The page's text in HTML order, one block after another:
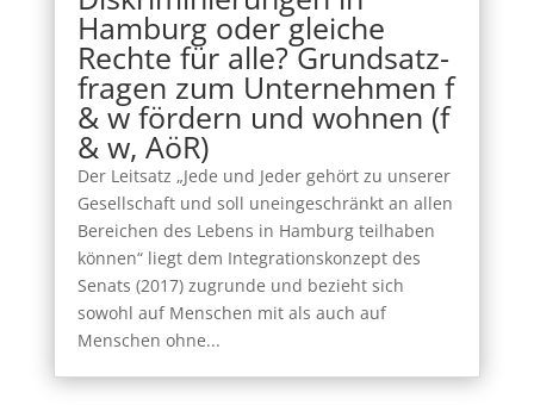
Hamburg oder gleiche
Rechte für alle? Grundsatz-
fragen zum Unternehmen f
& w fördern und wohnen (f
& w, AöR)
Der Leitsatz „Jede und Jeder gehört zu unserer
Gesellschaft und soll uneingeschränkt an allen
Bereichen des Lebens in Hamburg teilhaben
können“ liegt dem Integrationskonzept des
Senats (2017) zugrunde und bezieht sich
sowohl auf Menschen mit als auch auf
Menschen ohne...